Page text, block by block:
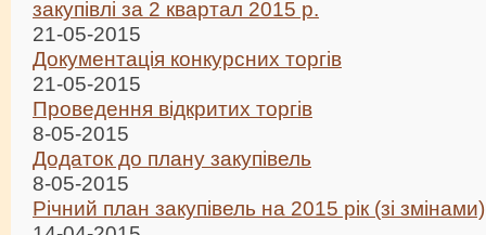
закупівлі за 2 квартал 2015 р.
21-05-2015
Документація конкурсних торгів
21-05-2015
Проведення відкритих торгів
8-05-2015
Додаток до плану закупівель
8-05-2015
Річний план закупівель на 2015 рік (зі змінами)